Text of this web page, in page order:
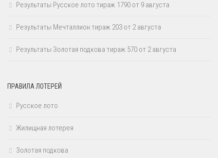
Результаты Русское лото тираж 1790 от 9 августа
Результаты Мечталлион тираж 203 от 2 августа
Результаты Золотая подкова тираж 570 от 2 августа
ПРАВИЛА ЛОТЕРЕЙ
Русское лото
Жилищная лотерея
Золотая подкова